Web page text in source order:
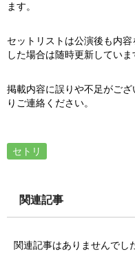
ます。
セットリストは公演後も内
した場合は随時更新していま
掲載内容に誤りや不足がござ
りご連絡ください。
セトリ
関連記事
関連記事はありませんでし